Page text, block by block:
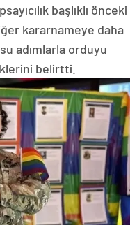
başlıklı önceki
kararnameye daha
adımlarla orduyu
belirtti.